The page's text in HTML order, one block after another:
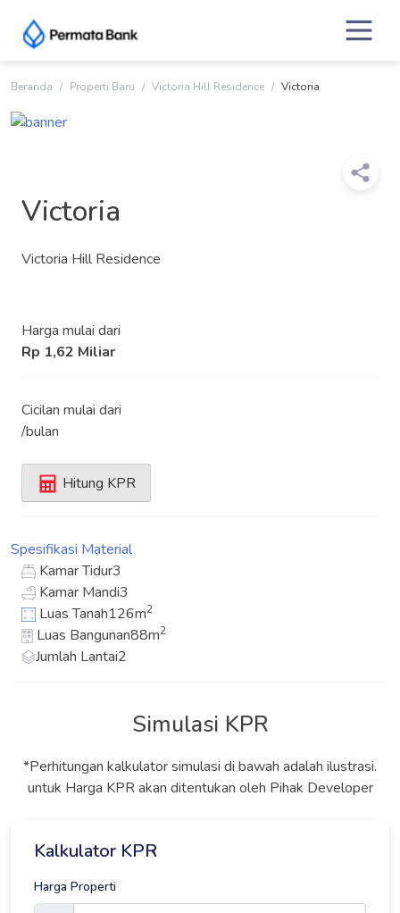
content
Beranda Properti Baru Victoria Hill Residence Victoria
Victoria
Victoria Hill Residence
Harga mulai dari
Rp 1,62 Miliar
Cicilan mulai dari
/bulan
Hitung KPR
Spesifikasi Material
Kamar Tidur3
Kamar Mandi3
Luas Tanah126m2
Luas Bangunan88m2
Jumlah Lantai2
Simulasi KPR
*Perhitungan kalkulator simulasi di bawah adalah ilustrasi.
untuk Harga KPR akan ditentukan oleh Pihak Developer
Kalkulator KPR
Harga Properti